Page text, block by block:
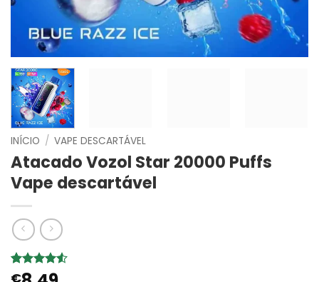
INÍCIO / VAPE DESCARTÁVEL
Atacado Vozol Star 20000 Puffs
Vape descartável
Classificado
6
€